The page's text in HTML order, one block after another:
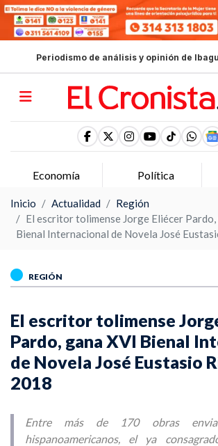
Periodismo de análisis y opinión de
Economía Política
Inicio Actualidad
Región
El escritor tolimense Jorge Eliécer Pardo,
Bienal Internacional de Novela José
REGIÓN
El escritor tolimense
Pardo, gana XVI Bienal
de Novela José Eustasio
2018
Entre más de 170 obras
hispanoamericanos, el ya